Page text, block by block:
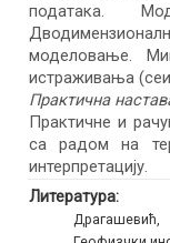
података.
моделовање.
истраживања
Практична
Практичне и
са радом на
интерпретацију.
Литература: